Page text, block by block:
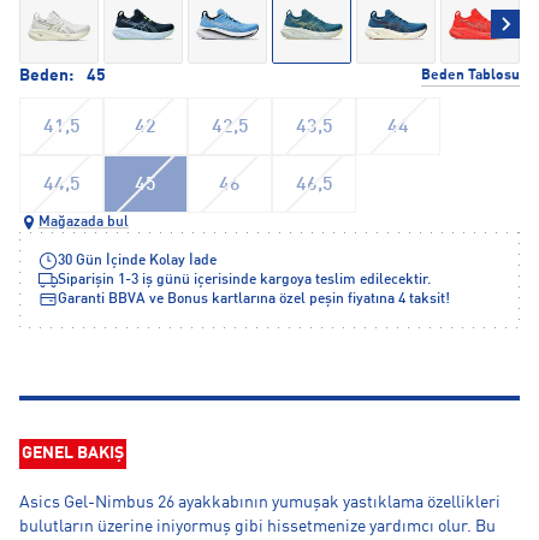
Beden: 45 Beden Tablosu
41,5 42 42,5 43,5 44
44,5 45 46 46,5
Mağazada bul
30 Gün İçinde Kolay İade
Siparişin 1-3 iş günü içerisinde kargoya teslim edilecektir.
Garanti BBVA ve Bonus kartlarına özel peşin fiyatına 4 taksit!
GENEL BAKIŞ
Asics Gel-Nimbus 26 ayakkabının yumuşak yastıklama özellikleri
bulutların üzerine iniyormuş gibi hissetmenize yardımcı olur. Bu